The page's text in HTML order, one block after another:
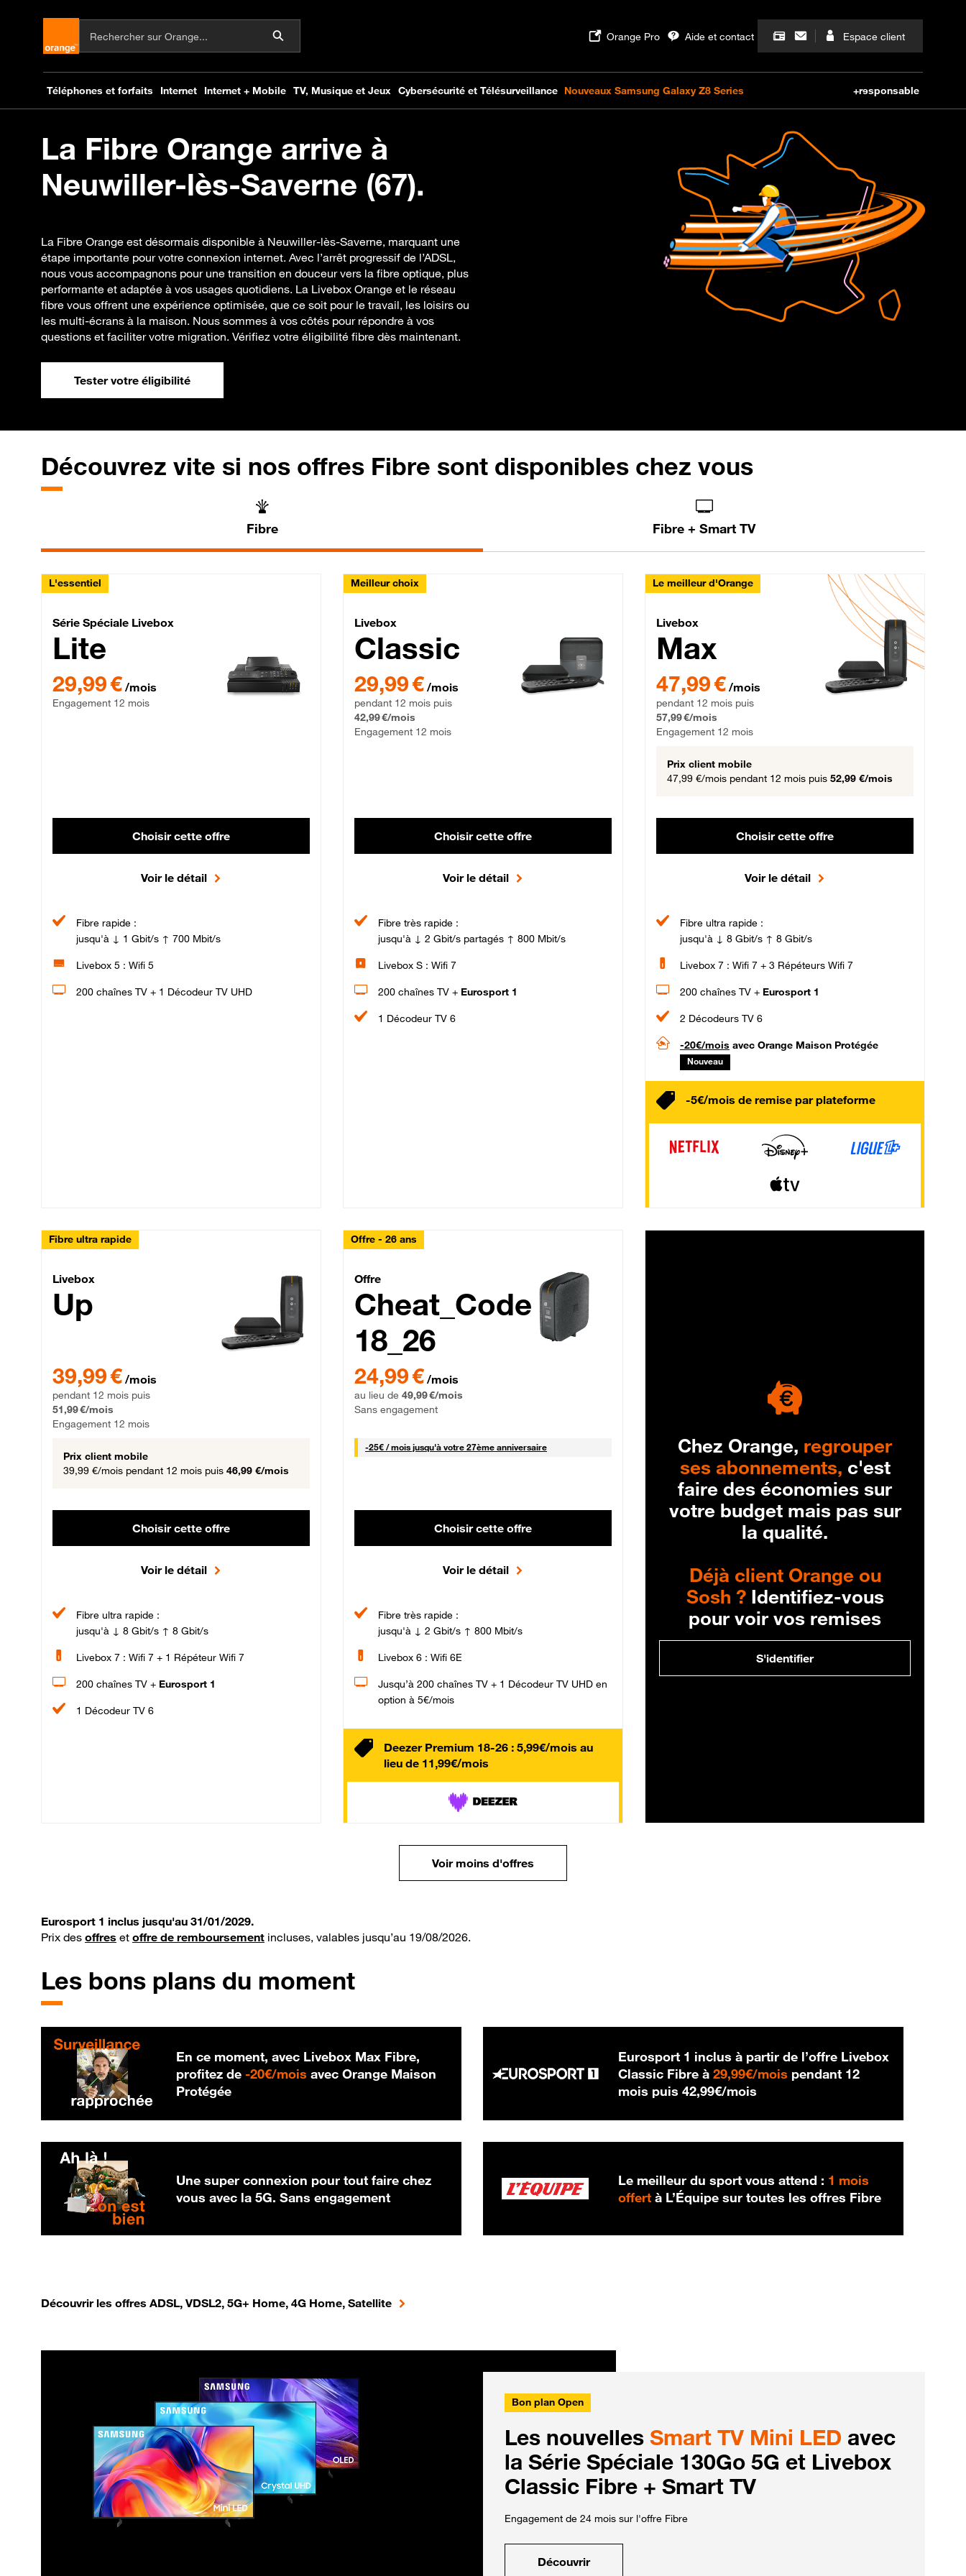
La Fibre Orange arrive à
Neuwiller-lès-Saverne (67).
La Fibre Orange est désormais disponible à Neuwiller-lès-Saverne, marquant une
étape importante pour votre connexion internet. Avec l’arrêt progressif de l’ADSL,
nous vous accompagnons pour une transition en douceur vers la fibre optique, plus
performante et adaptée à vos usages quotidiens. La Livebox Orange et le réseau
fibre vous offrent une expérience optimisée, que ce soit pour le travail, les loisirs ou
les multi-écrans à la maison. Nous sommes à vos côtés pour répondre à vos
questions et faciliter votre migration. Vérifiez votre éligibilité fibre dès maintenant.
Tester votre éligibilité
Découvrez vite si nos offres Fibre sont disponibles chez vous
Fibre Fibre + Smart TV
L'essentiel
Série Spéciale Livebox Lite Fibre
Série Spéciale Livebox
Lite
29,99 € par mois , Engagement 12 mois
29,99 € /mois
Engagement 12 mois
Choisir cette offre
Voir le détail
Fibre rapide :
jusqu'à ↓ 1 Gbit/s ↑ 700 Mbit/s
Livebox 5 : Wifi 5
200 chaînes TV + 1 Décodeur TV UHD
Meilleur choix
Livebox Classic Fibre
Livebox
Classic
29,99 € par mois pendant 12 mois puis 42,99 € par mois, Engagement 12 mois
29,99 € /mois
pendant 12 mois puis
42,99 €/mois
Engagement 12 mois
Choisir cette offre
Voir le détail
Fibre très rapide :
jusqu'à ↓ 2 Gbit/s partagés ↑ 800 Mbit/s
Livebox S : Wifi 7
200 chaînes TV + Eurosport 1
1 Décodeur TV 6
Le meilleur d'Orange
Livebox Max Fibre
Livebox
Max
47,99 € par mois pendant 12 mois puis 57,99 € par mois,
47,99 € /mois
pendant 12 mois puis
57,99 €/mois
Engagement 12 mois
Prix client mobile
47,99 €/mois pendant 12 mois puis 52,99 €/mois
Choisir cette offre
Voir le détail
Fibre ultra rapide :
jusqu'à ↓ 8 Gbit/s ↑ 8 Gbit/s
Livebox 7 : Wifi 7 + 3 Répéteurs Wifi 7
200 chaînes TV + Eurosport 1
2 Décodeurs TV 6
-20€/mois avec Orange Maison Protégée
Nouveau
-5€/mois de remise par plateforme
Fibre ultra rapide
Livebox Up Fibre
Livebox
Up
39,99 € /mois
pendant 12 mois puis
51,99 €/mois
Engagement 12 mois
Prix client mobile
39,99 €/mois pendant 12 mois puis 46,99 €/mois
Choisir cette offre
Voir le détail
Fibre ultra rapide :
jusqu'à ↓ 8 Gbit/s ↑ 8 Gbit/s
Livebox 7 : Wifi 7 + 1 Répéteur Wifi 7
200 chaînes TV + Eurosport 1
1 Décodeur TV 6
Offre - 26 ans
Cheat_Code Fibre_18_26
Offre
Cheat_Code
18_26
24,99 € /mois
au lieu de 49,99 €/mois
Sans engagement
-25€ / mois25 € par mois
jusqu'à votre 27ème anniversaire
Choisir cette offre
Voir le détail
Fibre très rapide :
jusqu'à ↓ 2 Gbit/s ↑ 800 Mbit/s
Livebox 6 : Wifi 6E
Jusqu’à 200 chaînes TV + 1 Décodeur TV UHD en
option à 5€/mois
Deezer Premium 18-26 : 5,99€/mois au
lieu de 11,99€/mois
Chez Orange, regrouper
ses abonnements, c'est
faire des économies sur
votre budget mais pas sur
la qualité.
Déjà client Orange ou
Sosh ?Identifiez-vous
pour voir vos remises
S'identifier
Voir moins d'offres
Eurosport 1 inclus jusqu'au 31/01/2029.
Prix des offres et offre de remboursement incluses, valables jusqu’au 19/08/2026.
Les bons plans du moment
En ce moment, avec Livebox Max Fibre,
profitez de -20€/mois 20 € par mois
avec Orange Maison
Protégée
Eurosport 1 inclus à partir de l’offre Livebox
Classic Fibre à29,99€/mois 29,99 € par mois
pendant 12
mois puis42,99€/mois
Une super connexion pour tout faire chez
vous avec la 5G. Sans engagement
Le meilleur du sport vous attend : 1 mois
offert à L’Équipe sur toutes les offres Fibre
Découvrir les offres ADSL, VDSL2, 5G+ Home, 4G Home, Satellite
Bon plan Open
Les nouvelles Smart TV Mini LED avec
la Série Spéciale 130Go 5G et Livebox
Classic Fibre + Smart TV
Engagement de 24 mois sur l'offre Fibre
Découvrir